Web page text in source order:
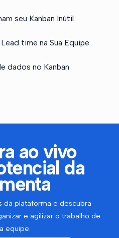
seu Kanban Inútil
time na Sua Equipe
dados no Kanban
ao vivo
da
da plataforma e descubra
e agilizar o trabalho de
equipe.